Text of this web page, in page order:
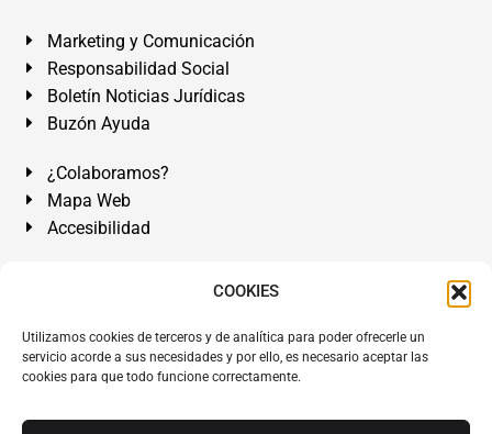
COOKIES
Utilizamos cookies de terceros y de analítica para poder ofrecerle un
servicio acorde a sus necesidades y por ello, es necesario aceptar las
cookies para que todo funcione correctamente.
Marketing y Comunicación
Responsabilidad Social
Boletín Noticias Jurídicas
Buzón Ayuda
¿Colaboramos?
Mapa Web
Accesibilidad
Álvarez Abogados Tenerife:Calle Teobaldo Power Nº 7,
de Tenerife. Islas Canarias.
Somos Abogados especialistas del Derecho desde 1954.